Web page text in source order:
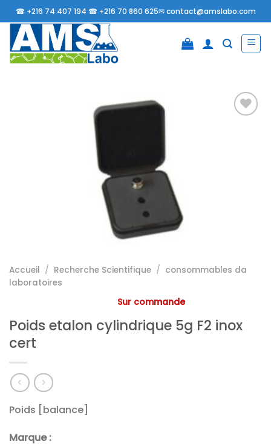
Passer
au
contenu
☎ +216 74 407 194 ☎ +216 70 860 625✉contact@amslabo.com
Accueil / Recherche Scientifique / consommables da
laboratoires
Sur commande
Poids etalon cylindrique 5g F2 inox
cert
Poids [balance]
Marque :